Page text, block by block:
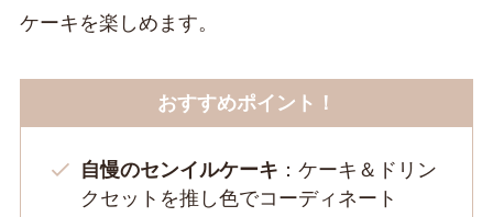
ケーキを楽しめます。
おすすめポイント！
自慢のセンイルケーキ ：ケーキ＆ドリン
クセットを推し色でコーディネート